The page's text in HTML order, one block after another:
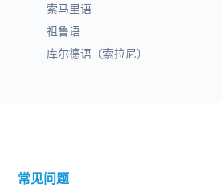
索马里语
祖鲁语
库尔德语（索拉尼）
常见问题